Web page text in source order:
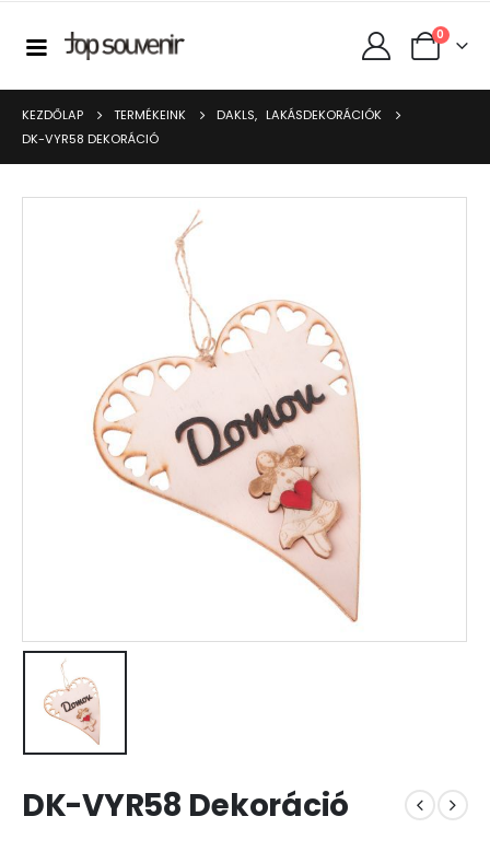
0
KEZDŐLAP TERMÉKEINK DAKLS, LAKÁSDEKORÁCIÓK
DK-VYR58 DEKORÁCIÓ
DK-VYR58 Dekoráció